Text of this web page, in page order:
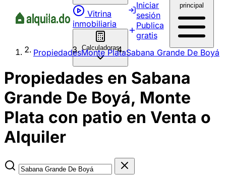
Vitrina
inmobiliaria
Calculadoras
Iniciar
sesión
Publica
gratis
principal
PropiedadesMonte PlataSabana Grande De Boyá
Propiedades en Sabana
Grande De Boyá, Monte
Plata con patio en Venta o
Alquiler